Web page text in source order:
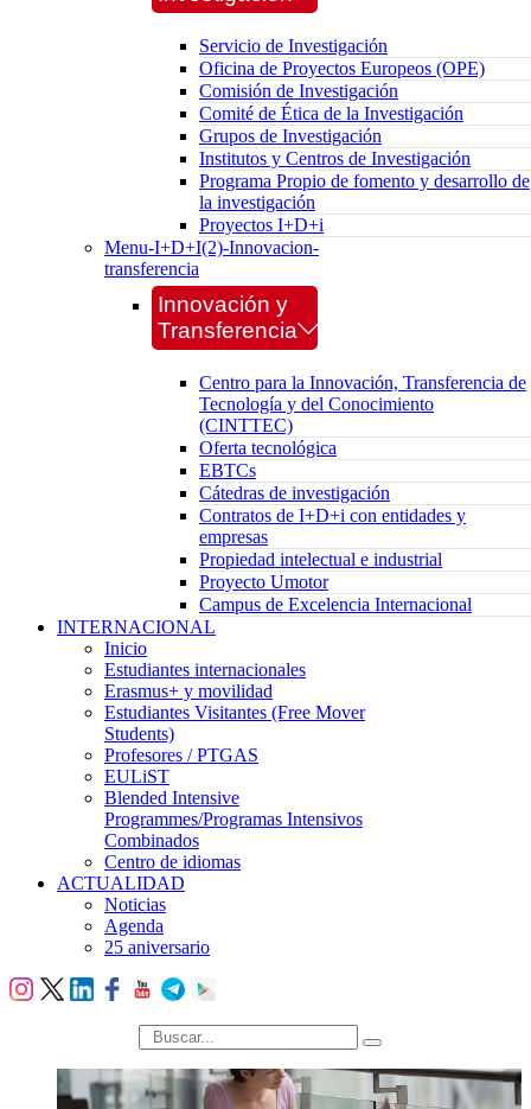
Servicio de Investigación
Oficina de Proyectos Europeos (OPE)
Comisión de Investigación
Comité de Ética de la Investigación
Grupos de Investigación
Institutos y Centros de Investigación
Programa Propio de fomento y desarrollo de
la investigación
Proyectos I+D+i
Menu-I+D+I(2)-Innovacion-
transferencia
Innovación y
Transferencia
Centro para la Innovación, Transferencia de
Tecnología y del Conocimiento
(CINTTEC)
Oferta tecnológica
EBTCs
Cátedras de investigación
Contratos de I+D+i con entidades y
empresas
Propiedad intelectual e industrial
Proyecto Umotor
Campus de Excelencia Internacional
INTERNACIONAL
Inicio
Estudiantes internacionales
Erasmus+ y movilidad
Estudiantes Visitantes (Free Mover
Students)
Profesores / PTGAS
EULiST
Blended Intensive
Programmes/Programas Intensivos
Combinados
Centro de idiomas
ACTUALIDAD
Noticias
Agenda
25 aniversario
búsqueda